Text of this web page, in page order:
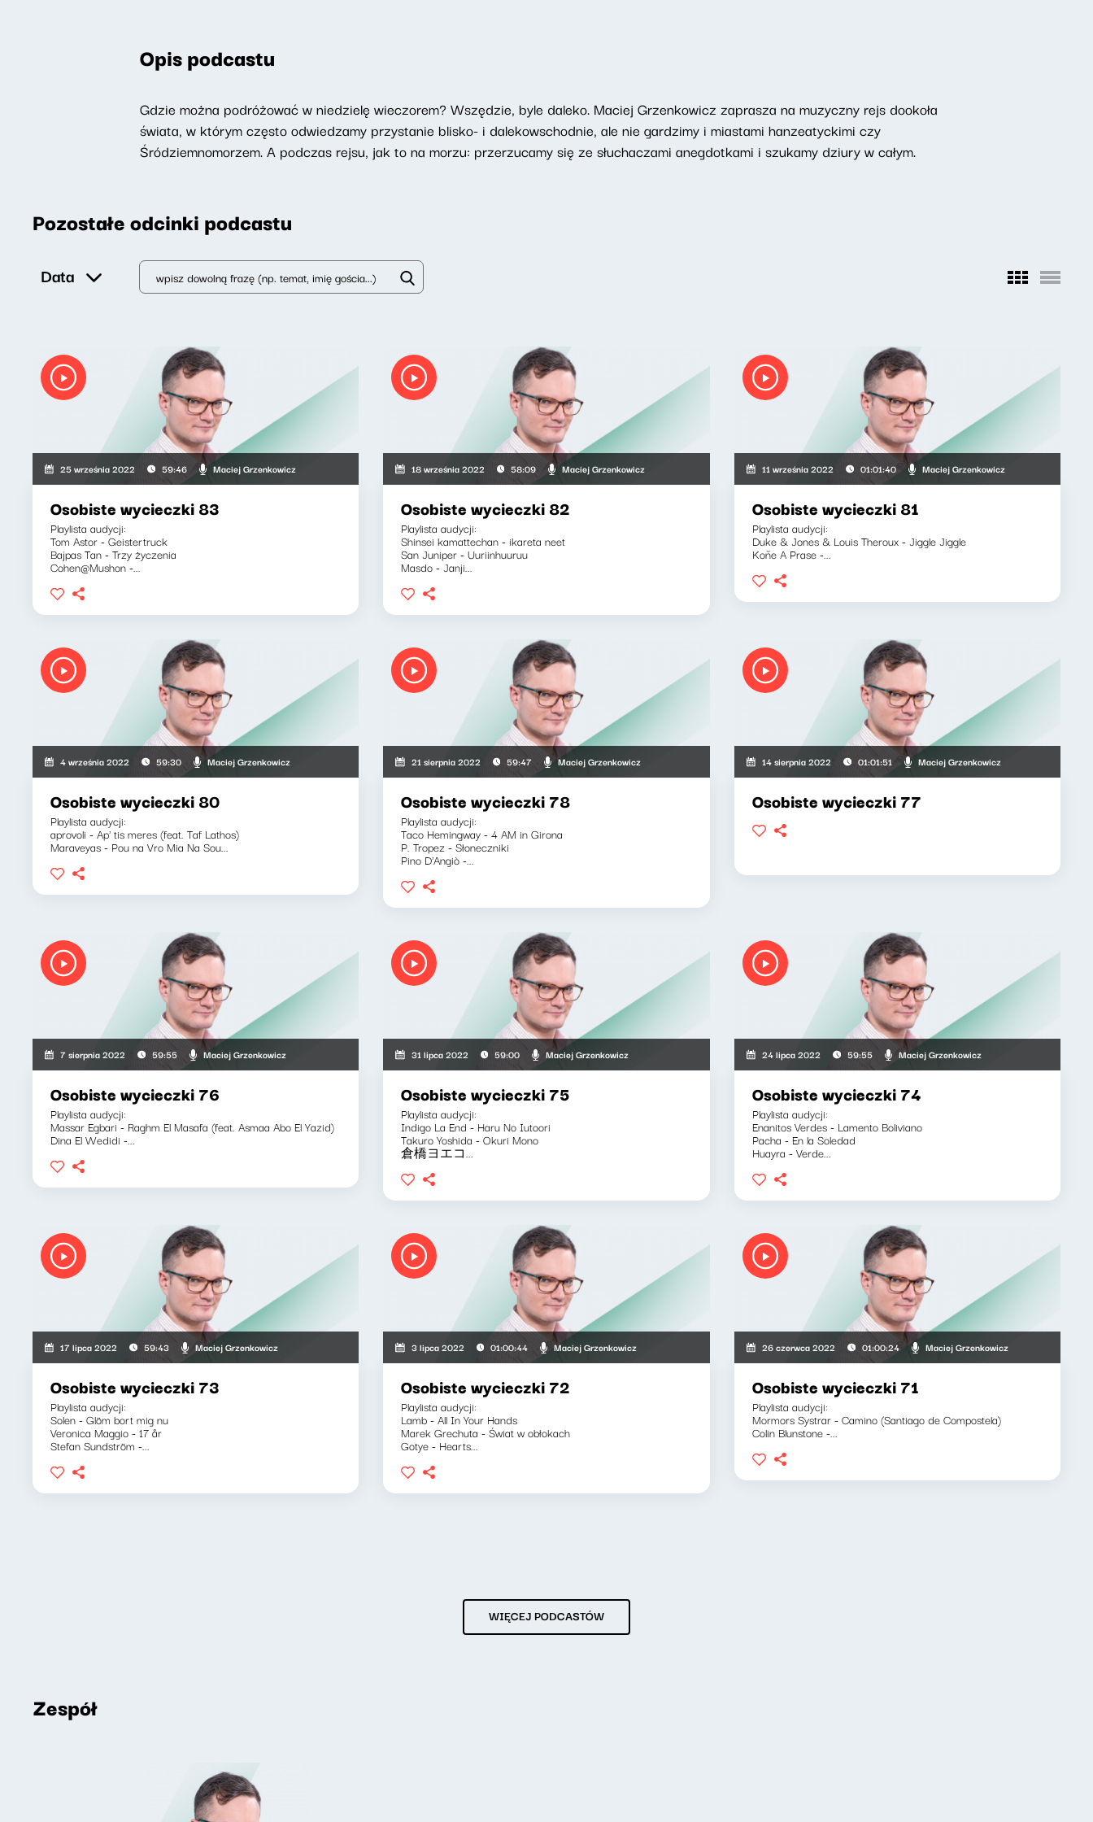
Opis podcastu
Gdzie można podróżować w niedzielę wieczorem? Wszędzie, byle daleko. Maciej Grzenkowicz zaprasza na muzyczny rejs dookoła
świata, w którym często odwiedzamy przystanie blisko- i dalekowschodnie, ale nie gardzimy i miastami hanzeatyckimi czy
Śródziemnomorzem. A podczas rejsu, jak to na morzu: przerzucamy się ze słuchaczami anegdotkami i szukamy dziury w całym.
Pozostałe odcinki podcastu
Data
25 września 2022 59:46 Maciej Grzenkowicz
Osobiste wycieczki 83
Playlista audycji:
Tom Astor - Geistertruck
Bajpas Tan - Trzy życzenia
Cohen@Mushon -...
18 września 2022 58:09 Maciej Grzenkowicz
Osobiste wycieczki 82
Playlista audycji:
Shinsei kamattechan - ikareta neet
San Juniper - Uuriinhuuruu
Masdo - Janji...
11 września 2022 01:01:40 Maciej Grzenkowicz
Osobiste wycieczki 81
Playlista audycji:
Duke & Jones & Louis Theroux - Jiggle Jiggle
Koňe A Prase -...
4 września 2022 59:30 Maciej Grzenkowicz
Osobiste wycieczki 80
Playlista audycji:
aprovoli - Ap' tis meres (feat. Taf Lathos)
Maraveyas - Pou na Vro Mia Na Sou...
21 sierpnia 2022 59:47 Maciej Grzenkowicz
Osobiste wycieczki 78
Playlista audycji:
Taco Hemingway - 4 AM in Girona
P. Tropez - Słoneczniki
Pino D'Angiò -...
14 sierpnia 2022 01:01:51 Maciej Grzenkowicz
Osobiste wycieczki 77
7 sierpnia 2022 59:55 Maciej Grzenkowicz
Osobiste wycieczki 76
Playlista audycji:
Massar Egbari - Raghm El Masafa (feat. Asmaa Abo El Yazid)
Dina El Wedidi -...
31 lipca 2022 59:00 Maciej Grzenkowicz
Osobiste wycieczki 75
Playlista audycji:
Indigo La End - Haru No Iutoori
Takuro Yoshida - Okuri Mono
倉橋ヨエコ...
24 lipca 2022 59:55 Maciej Grzenkowicz
Osobiste wycieczki 74
Playlista audycji:
Enanitos Verdes - Lamento Boliviano
Pacha - En la Soledad
Huayra - Verde...
17 lipca 2022 59:43 Maciej Grzenkowicz
Osobiste wycieczki 73
Playlista audycji:
Solen - Glöm bort mig nu
Veronica Maggio - 17 år
Stefan Sundström -...
3 lipca 2022 01:00:44 Maciej Grzenkowicz
Osobiste wycieczki 72
Playlista audycji:
Lamb - All In Your Hands
Marek Grechuta - Świat w obłokach
Gotye - Hearts...
26 czerwca 2022 01:00:24 Maciej Grzenkowicz
Osobiste wycieczki 71
Playlista audycji:
Mormors Systrar - Camino (Santiago de Compostela)
Colin Blunstone -...
WIĘCEJ PODCASTÓW
Zespół